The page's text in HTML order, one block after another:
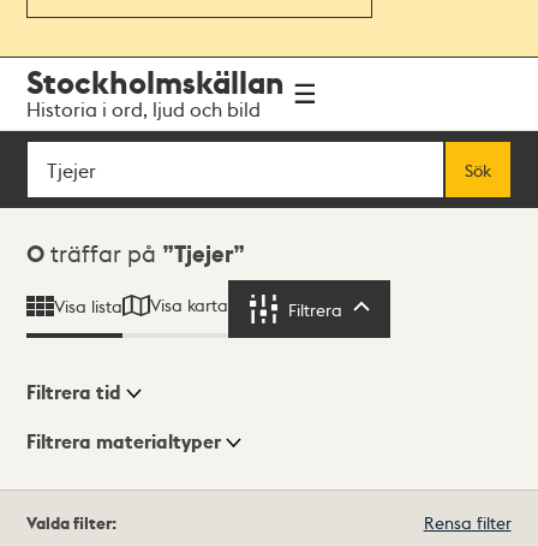
navigationen
huvudinnehållet
Stockholmskällan
Historia i ord, ljud och bild
Sök
Sök
Sökresultat
0 träffar på Tjejer
Visa lista Visa karta Filtrera
Visningsläge
Filtrera tid
Filtrera materialtyper
träffar
Valda filter: Rensa filter